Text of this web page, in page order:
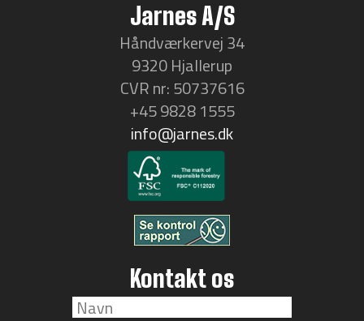
Jarnes A/S
Håndværkervej 34
9320 Hjallerup
CVR nr: 50737616
+45 9828 1555
info@jarnes.dk
Kontakt os